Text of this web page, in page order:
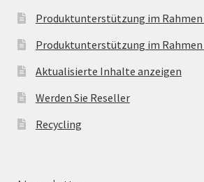
Produktunterstützung im Rahmen
Produktunterstützung im Rahmen
Aktualisierte Inhalte anzeigen
Werden Sie Reseller
Recycling